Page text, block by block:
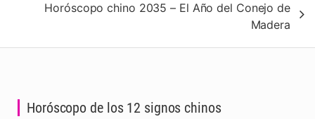
Horóscopo chino 2035 – El Año del Conejo de
Madera
Horóscopo de los 12 signos chinos